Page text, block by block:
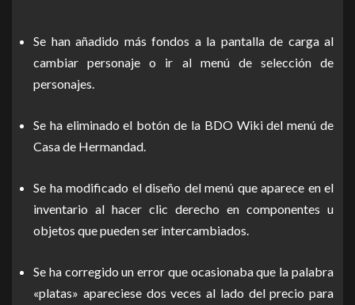
Se han añadido más fondos a la pantalla de carga al
cambiar personaje o ir al menú de selección de
personajes.
Se ha eliminado el botón de la BDO Wiki del menú de
Casa de Hermandad.
Se ha modificado el diseño del menú que aparece en el
inventario al hacer clic derecho en componentes u
objetos que pueden ser intercambiados.
Se ha corregido un error que ocasionaba que la palabra
«platas» apareciese dos veces al lado del precio para